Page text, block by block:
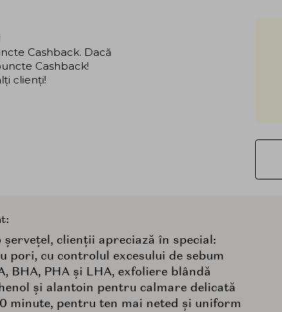
Cashback. Dacă
Cashback!
clienți!
clienții apreciază în special:
pori, cu controlul excesului de sebum
BHA, PHA și LHA, exfoliere blândă
și alantoin pentru calmare delicată
minute, pentru ten mai neted și uniform